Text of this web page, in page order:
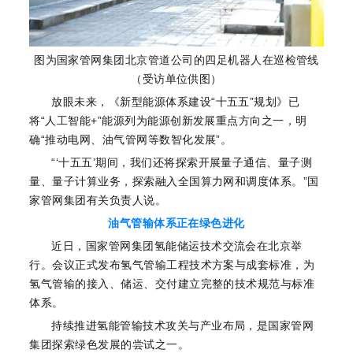
图为国家管网集团北京管道公司的四足机器人在巡检管线
（受访单位供图）
放眼未来，《新型能源体系建设“十五五”规划》已
将“人工智能+”能源列为能源创新发展重点方向之一，明
确“推动电网、油气管网等数智化发展”。
“‘十五五’期间，我们还将探索开展量子通信、量子测
量、量子计算业务，探索融入全国算力网和调度体系。”国
家管网集团有关负责人说。
油气管输体系正在绿色进化
近日，国家管网集团氢能储运技术交流会在北京举
行。会议正式发布氢气管输工程技术方案与成套标准，为
氢气管输的接入、储运、交付建立完整的技术规范与标准
体系。
持续推进氢能管输技术攻关与产业布局，是国家管网
集团探索绿色发展的尝试之一。